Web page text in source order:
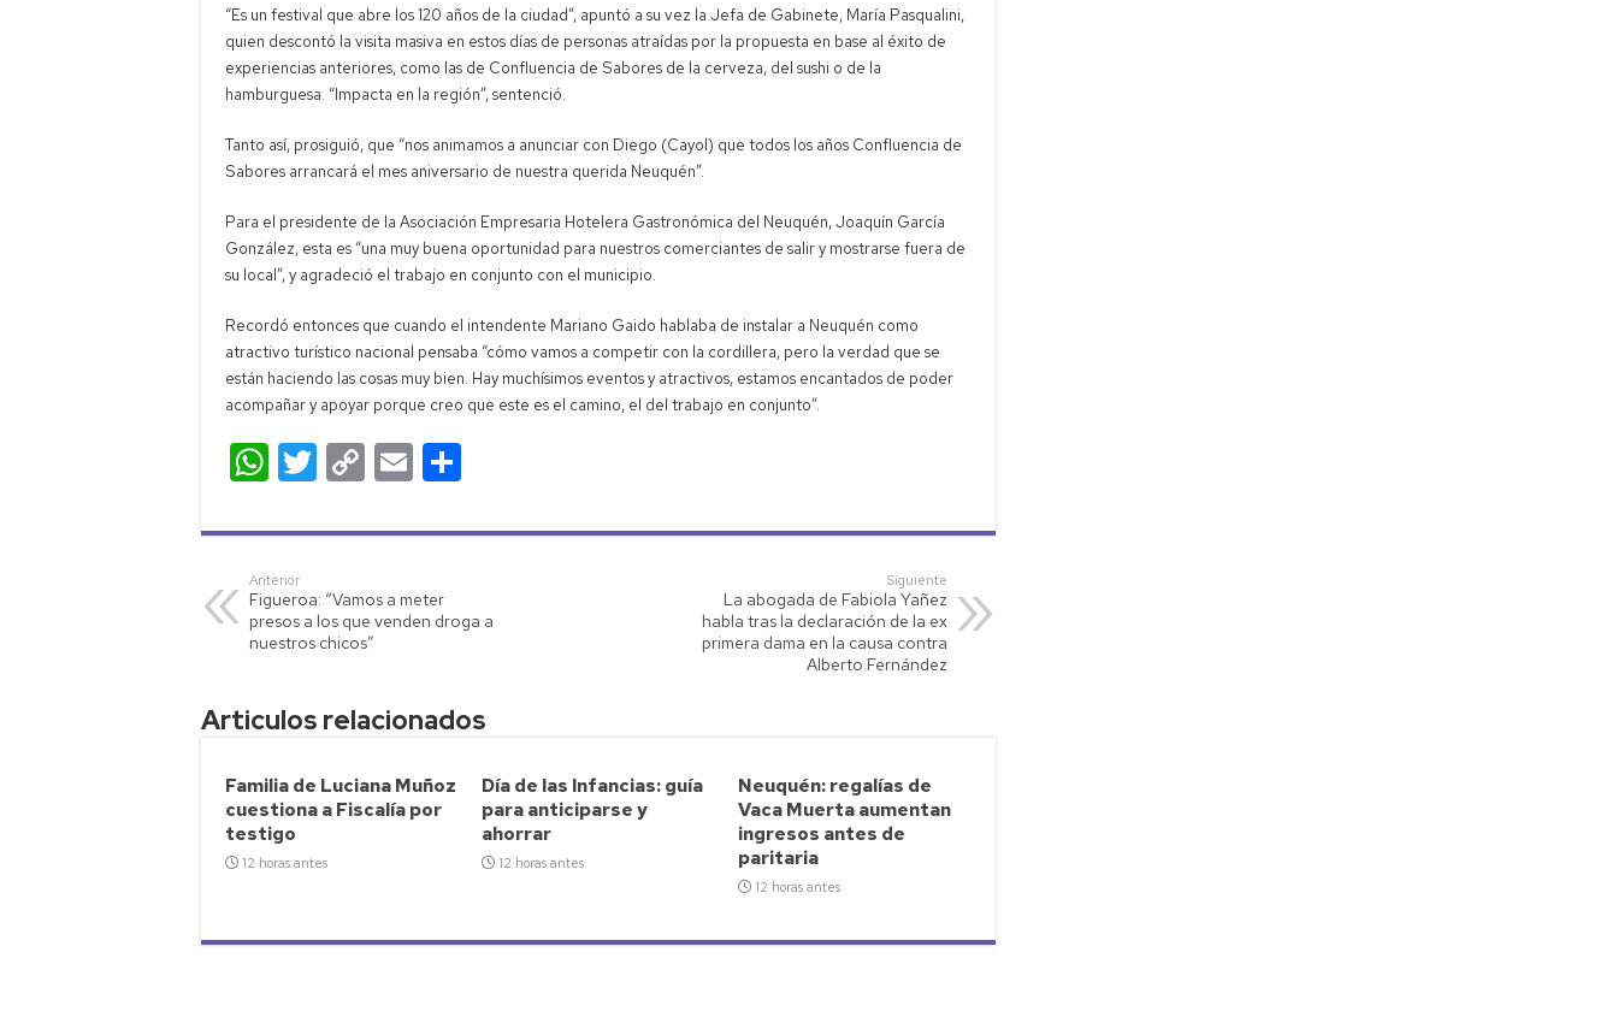
“Es un festival que abre los 120 años de la ciudad”, apuntó a su vez la Jefa de Gabinete, María Pasqualini,
quien descontó la visita masiva en estos días de personas atraídas por la propuesta en base al éxito de
experiencias anteriores, como las de Confluencia de Sabores de la cerveza, del sushi o de la
hamburguesa. “Impacta en la región”, sentenció.
Tanto así, prosiguió, que “nos animamos a anunciar con Diego (Cayol) que todos los años Confluencia de
Sabores arrancará el mes aniversario de nuestra querida Neuquén”.
Para el presidente de la Asociación Empresaria Hotelera Gastronómica del Neuquén, Joaquín García
González, esta es “una muy buena oportunidad para nuestros comerciantes de salir y mostrarse fuera de
su local”, y agradeció el trabajo en conjunto con el municipio.
Recordó entonces que cuando el intendente Mariano Gaido hablaba de instalar a Neuquén como
atractivo turístico nacional pensaba “cómo vamos a competir con la cordillera, pero la verdad que se
están haciendo las cosas muy bien. Hay muchísimos eventos y atractivos, estamos encantados de poder
acompañar y apoyar porque creo que este es el camino, el del trabajo en conjunto”.
W
h
at
s
A
p
T
wi
tt
C
o
p
Li
nk
E
m
ail m
ar
Anterior
Figueroa: “Vamos a meter
presos a los que venden droga a
nuestros chicos”
Siguiente
La abogada de Fabiola Yañez
habla tras la declaración de la ex
primera dama en la causa contra
Alberto Fernández
Articulos relacionados
Familia de Luciana Muñoz
cuestiona a Fiscalía por
testigo
12 horas antes
Día de las Infancias: guía
para anticiparse y
ahorrar
12 horas antes
Neuquén: regalías de
Vaca Muerta aumentan
ingresos antes de
paritaria
12 horas antes